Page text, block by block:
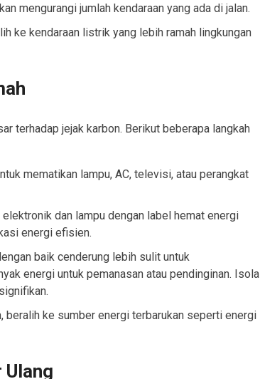
mengurangi jumlah kendaraan yang ada di jalan.
ke kendaraan listrik yang lebih ramah lingkungan
terhadap jejak karbon. Berikut beberapa langkah
mematikan lampu, AC, televisi, atau perangkat
dan lampu dengan label hemat energi
energi efisien.
baik cenderung lebih sulit untuk
energi untuk pemanasan atau pendinginan.
beralih ke sumber energi terbarukan seperti energi
Ulang